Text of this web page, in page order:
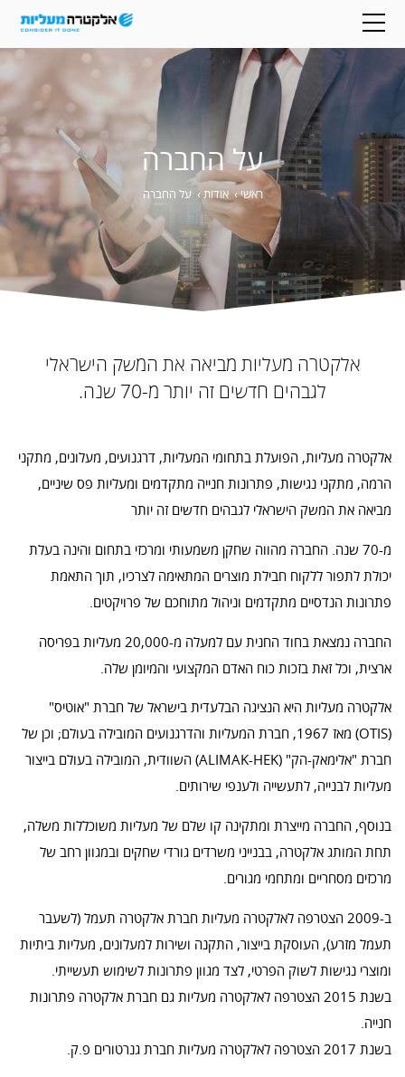
על החברה
ראשי›אודות› על החברה
אלקטרה מעליות מביאה את המשק הישראלי
לגבהים חדשים זה יותר מ-70 שנה.
אלקטרה מעליות, הפועלת בתחומי המעליות, דרגנועים, מעלונים, מתקני
הרמה, מתקני נגישות, פתרונות חנייה מתקדמים ומעליות פס שיניים,
מביאה את המשק הישראלי לגבהים חדשים זה יותר
מ-70 שנה. החברה מהווה שחקן משמעותי ומרכזי בתחום והינה בעלת
יכולת לתפור ללקוח חבילת מוצרים המתאימה לצרכיו, תוך התאמת
פתרונות הנדסיים מתקדמים וניהול מתוחכם של פרויקטים.
החברה נמצאת בחוד החנית עם למעלה מ-20,000 מעליות בפריסה
ארצית, וכל זאת בזכות כוח האדם המקצועי והמיומן שלה.
אלקטרה מעליות היא הנציגה הבלעדית בישראל של חברת "אוטיס"
(OTIS) מאז 1967, חברת המעליות והדרגנועים המובילה בעולם; וכן של
חברת "אלימאק-הק" (ALIMAK-HEK) השוודית, המובילה בעולם בייצור
מעליות לבנייה, לתעשייה ולענפי שירותים.
בנוסף, החברה מייצרת ומתקינה קו שלם של מעליות משוכללות משלה,
תחת המותג אלקטרה, בבנייני משרדים גורדי שחקים ובמגוון רחב של
מרכזים מסחריים ומתחמי מגורים.
ב-2009 הצטרפה לאלקטרה מעליות חברת אלקטרה תעמל (לשעבר
תעמל מזרע), העוסקת בייצור, התקנה ושירות למעלונים, מעליות ביתיות
ומוצרי נגישות לשוק הפרטי, לצד מגוון פתרונות לשימוש תעשייתי.
בשנת 2015 הצטרפה לאלקטרה מעליות גם חברת אלקטרה פתרונות
חנייה.
בשנת 2017 הצטרפה לאלקטרה מעליות חברת גנרטורים פ.ק.